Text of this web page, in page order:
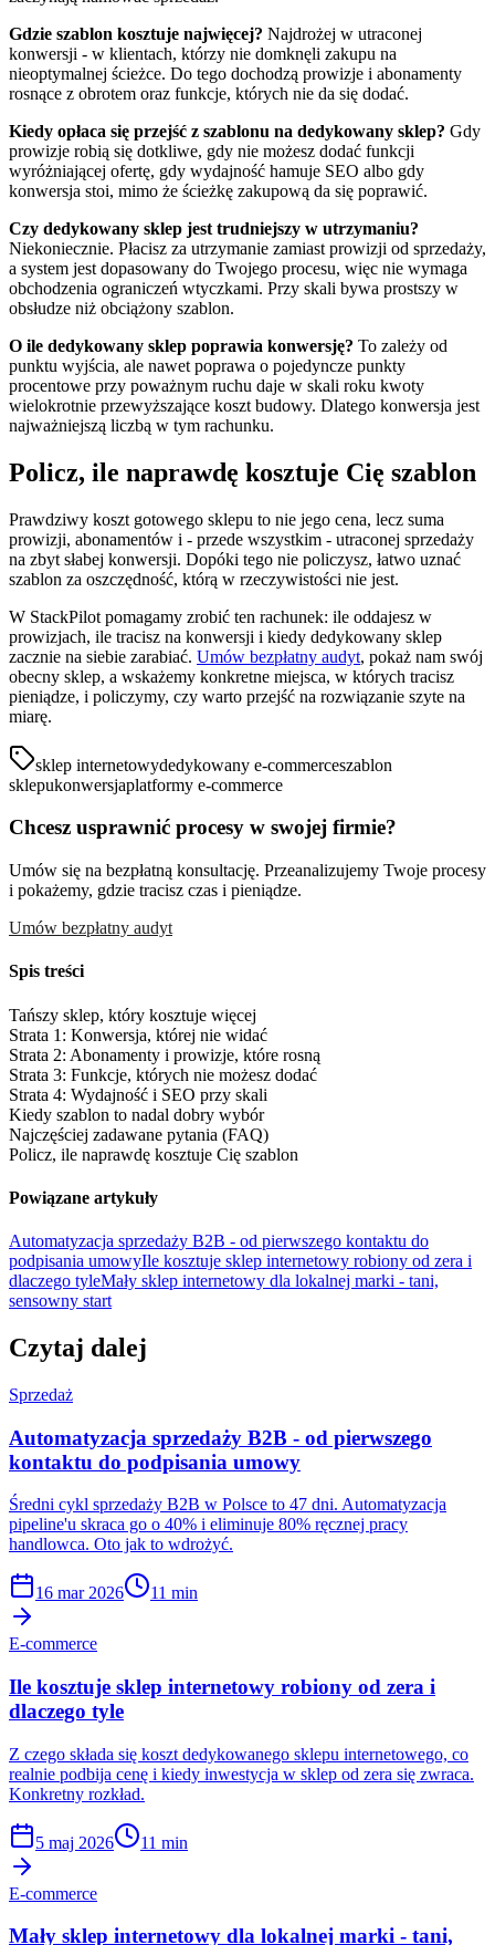
Gdzie szablon kosztuje najwięcej? Najdrożej w utraconej
konwersji - w klientach, którzy nie domknęli zakupu na
nieoptymalnej ścieżce. Do tego dochodzą prowizje i abonamenty
rosnące z obrotem oraz funkcje, których nie da się dodać.
Kiedy opłaca się przejść z szablonu na dedykowany sklep? Gdy
prowizje robią się dotkliwe, gdy nie możesz dodać funkcji
wyróżniającej ofertę, gdy wydajność hamuje SEO albo gdy
konwersja stoi, mimo że ścieżkę zakupową da się poprawić.
Czy dedykowany sklep jest trudniejszy w utrzymaniu?
Niekoniecznie. Płacisz za utrzymanie zamiast prowizji od sprzedaży,
a system jest dopasowany do Twojego procesu, więc nie wymaga
obchodzenia ograniczeń wtyczkami. Przy skali bywa prostszy w
obsłudze niż obciążony szablon.
O ile dedykowany sklep poprawia konwersję? To zależy od
punktu wyjścia, ale nawet poprawa o pojedyncze punkty
procentowe przy poważnym ruchu daje w skali roku kwoty
wielokrotnie przewyższające koszt budowy. Dlatego konwersja jest
najważniejszą liczbą w tym rachunku.
Policz, ile naprawdę kosztuje Cię szablon
Prawdziwy koszt gotowego sklepu to nie jego cena, lecz suma
prowizji, abonamentów i - przede wszystkim - utraconej sprzedaży
na zbyt słabej konwersji. Dopóki tego nie policzysz, łatwo uznać
szablon za oszczędność, którą w rzeczywistości nie jest.
W StackPilot pomagamy zrobić ten rachunek: ile oddajesz w
prowizjach, ile tracisz na konwersji i kiedy dedykowany sklep
zacznie na siebie zarabiać. Umów bezpłatny audyt, pokaż nam swój
obecny sklep, a wskażemy konkretne miejsca, w których tracisz
pieniądze, i policzymy, czy warto przejść na rozwiązanie szyte na
miarę.
sklep internetowydedykowany e-commerceszablon
sklepukonwersjaplatformy e-commerce
Chcesz usprawnić procesy w swojej firmie?
Umów się na bezpłatną konsultację. Przeanalizujemy Twoje procesy
i pokażemy, gdzie tracisz czas i pieniądze.
Umów bezpłatny audyt
Spis treści
Tańszy sklep, który kosztuje więcej
Strata 1: Konwersja, której nie widać
Strata 2: Abonamenty i prowizje, które rosną
Strata 3: Funkcje, których nie możesz dodać
Strata 4: Wydajność i SEO przy skali
Kiedy szablon to nadal dobry wybór
Najczęściej zadawane pytania (FAQ)
Policz, ile naprawdę kosztuje Cię szablon
Powiązane artykuły
Automatyzacja sprzedaży B2B - od pierwszego kontaktu do
podpisania umowyIle kosztuje sklep internetowy robiony od zera i
dlaczego tyleMały sklep internetowy dla lokalnej marki - tani,
sensowny start
Czytaj dalej
Sprzedaż
Automatyzacja sprzedaży B2B - od pierwszego
kontaktu do podpisania umowy
Średni cykl sprzedaży B2B w Polsce to 47 dni. Automatyzacja
pipeline'u skraca go o 40% i eliminuje 80% ręcznej pracy
handlowca. Oto jak to wdrożyć.
16 mar 2026 11 min
E-commerce
Ile kosztuje sklep internetowy robiony od zera i
dlaczego tyle
Z czego składa się koszt dedykowanego sklepu internetowego, co
realnie podbija cenę i kiedy inwestycja w sklep od zera się zwraca.
Konkretny rozkład.
5 maj 2026 11 min
E-commerce
Mały sklep internetowy dla lokalnej marki - tani,